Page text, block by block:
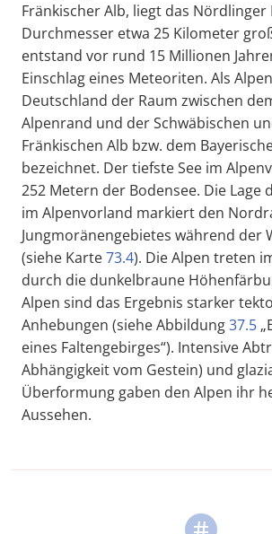
Fränkischer Alb, liegt das Nördlinger
Durchmesser etwa 25 Kilometer
entstand vor rund 15 Millionen
Einschlag eines Meteoriten. Als
Deutschland der Raum zwischen
Alpenrand und der Schwäbischen
Fränkischen Alb bzw. dem
bezeichnet. Der tiefste See im
252 Metern der Bodensee. Die Lage
im Alpenvorland markiert den
Jungmoränengebietes während der
(siehe Karte73.4). Die Alpen treten
durch die dunkelbraune
Alpen sind das Ergebnis starker
Anhebungen (siehe Abbildung37.5
eines Faltengebirges“). Intensive
Abhängigkeit vom Gestein) und
Überformung gaben den Alpen ihr
Aussehen.